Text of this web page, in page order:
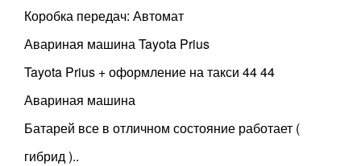
Коробка передач: Автомат
Авариная машина Tayota Prius
Tayota Prius + оформление на такси 44 44
Авариная машина
Батарей все в отличном состояние работает (
гибрид )..